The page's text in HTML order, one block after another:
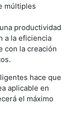
múltiples
productividad
a la eficiencia
con la creación
hace que
aplicable en
el máximo